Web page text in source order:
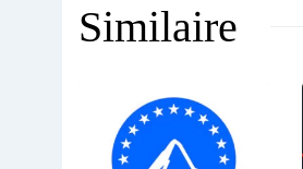
Similaire